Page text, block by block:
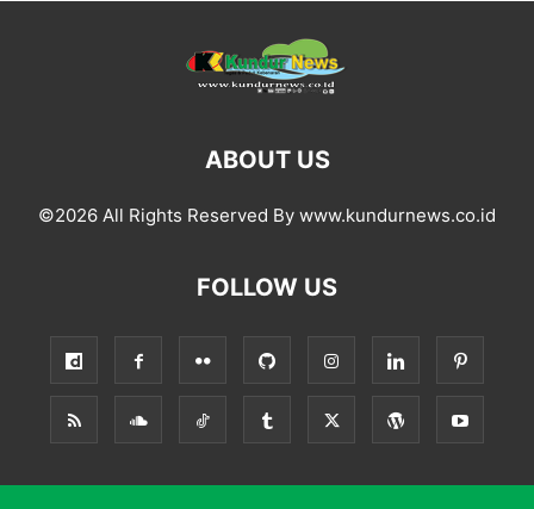
ABOUT US
©2026 All Rights Reserved By www.kundurnews.co.id
FOLLOW US